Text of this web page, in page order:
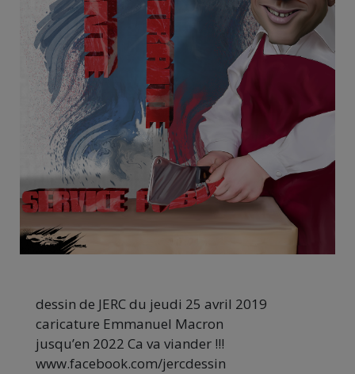
dessin de JERC du jeudi 25 avril 2019
caricature Emmanuel Macron
jusqu’en 2022 Ca va viander !!!
www.facebook.com/jercdessin